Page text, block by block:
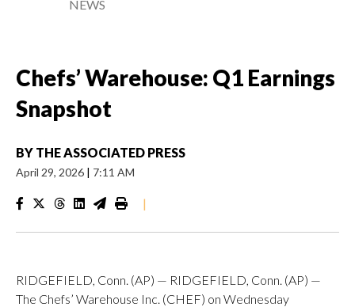
NEWS
Chefs’ Warehouse: Q1 Earnings
Snapshot
BY THE ASSOCIATED PRESS
April 29, 2026 | 7:11 AM
|
RIDGEFIELD, Conn. (AP) — RIDGEFIELD, Conn. (AP) —
The Chefs’ Warehouse Inc. (CHEF) on Wednesday